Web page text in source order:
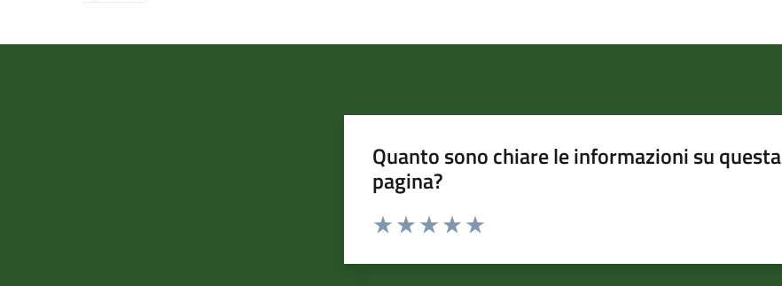
Quanto sono chiare le informazioni su questa
pagina?
Valuta da 1 a 5 stelle la pagina